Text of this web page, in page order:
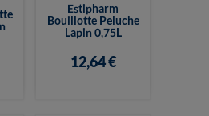
Estipharm
Bouillotte Peluche
Lapin 0,75L
12,64 €